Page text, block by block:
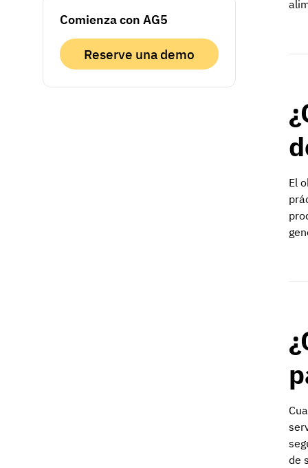
Comienza con AG5
Reserve una demo
El
de